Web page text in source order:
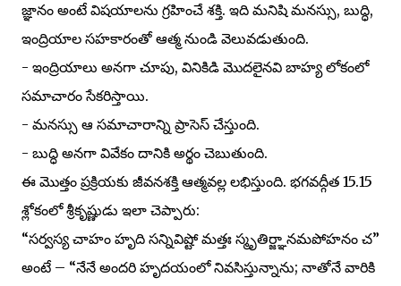
జ్ఞానం అంటే విషయాలను గ్రహించే శక్తి. ఇది మనిషి మనస్సు, బుద్ధి,
ఇంద్రియాల సహకారంతో ఆత్మ నుండి వెలువడుతుంది.
- ఇంద్రియాలు అనగా చూపు, వినికిడి మొదలైనవి బాహ్య లోకంలో
సమాచారం సేకరిస్తాయి.
- మనస్సు ఆ సమాచారాన్ని ప్రాసెస్ చేస్తుంది.
- బుద్ధి అనగా వివేకం దానికి అర్థం చెబుతుంది.
ఈ మొత్తం ప్రక్రియకు జీవనశక్తి ఆత్మవల్ల లభిస్తుంది. భగవద్గీత 15.15
శ్లోకంలో శ్రీకృష్ణుడు ఇలా చెప్పారు:
“సర్వస్య చాహం హృది సన్నివిష్టో మత్తః స్మృతిర్జ్ఞానమపోహనం చ”
అంటే – “నేనే అందరి హృదయంలో నివసిస్తున్నాను; నాతోనే వారికి